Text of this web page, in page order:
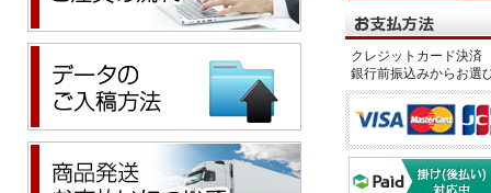
クレジットカード決
銀行前振込みからお選